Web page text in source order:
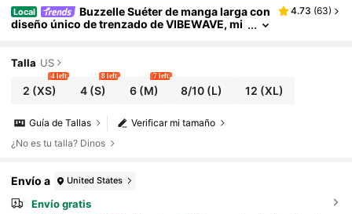
Local
Buzzelle Suéter de manga larga con
diseño único de trenzado de VIBEWAVE, mi
4.73 (63)
Talla US
2 (XS)
4 left
4(S)
8 left
6(M)
7 left
8/10 (L) 12 (XL)
Verificar mi tamaño
Guía de Tallas
¿No es tu talla? Dinos
Envío a United States
Envío gratis